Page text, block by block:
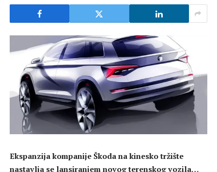
Ekspanzija kompanije Škoda na kinesko tržište
nastavlja se lansiranjem novog terenskog vozila…